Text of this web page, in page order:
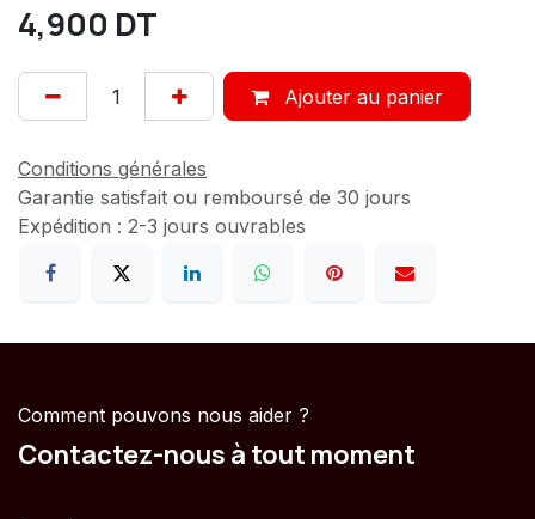
4,900 DT
Ajouter au panier
Conditions générales
Garantie satisfait ou remboursé de 30 jours
Expédition : 2-3 jours ouvrables
Comment pouvons nous aider ?
Contactez-nous à tout moment